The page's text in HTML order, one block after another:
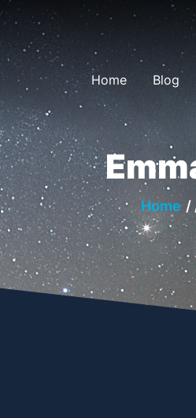
Home Blog
Home /